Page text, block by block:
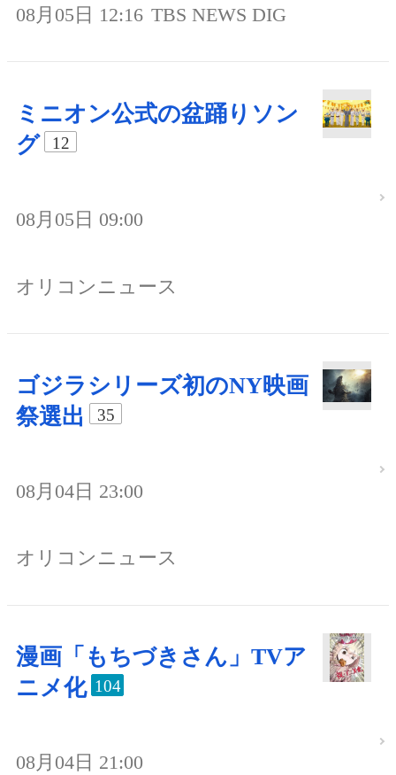
08月05日 12:16 TBS NEWS DIG
ミニオン公式の盆踊りソン
グ
12
08月05日 09:00
オリコンニュース
ゴジラシリーズ初のNY映画
祭選出
35
08月04日 23:00
オリコンニュース
漫画「もちづきさん」TVア
ニメ化 104
08月04日 21:00